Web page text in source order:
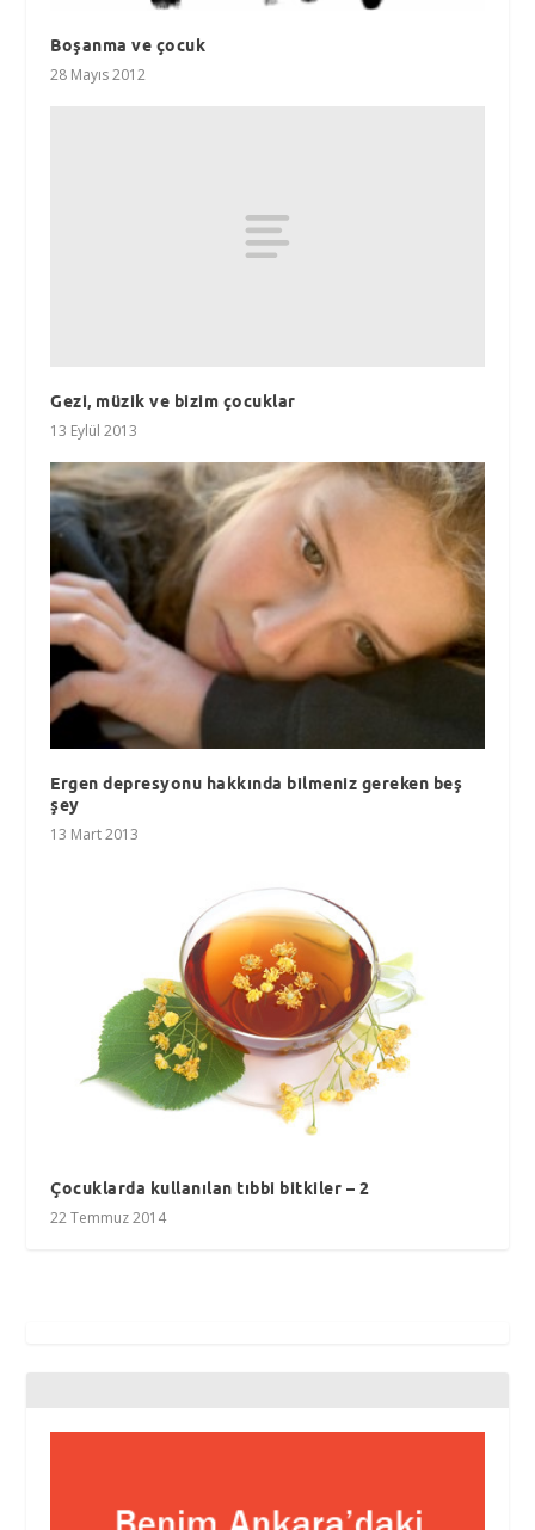
Boşanma ve çocuk
28 Mayıs 2012
Gezi, müzik ve bizim çocuklar
13 Eylül 2013
Ergen depresyonu hakkında bilmeniz gereken beş
şey
13 Mart 2013
Çocuklarda kullanılan tıbbi bitkiler – 2
22 Temmuz 2014